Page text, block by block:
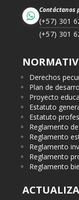
Contáctanos
(+57) 301
(+57) 301
Derechos
Plan de
Proyecto
Estatuto
Estatuto
Reglamento
Reglamento
Reglamento
Reglamento
Reglamento